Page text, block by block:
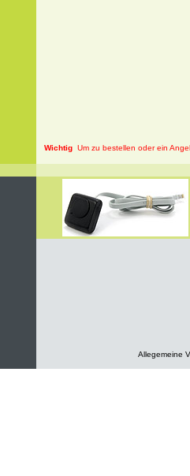
Wichtig Um zu bestellen oder ein
Allegemeine